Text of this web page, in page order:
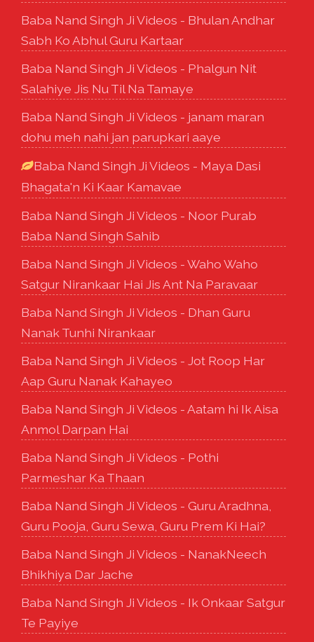
Baba Nand Singh Ji Videos - Bhulan Andhar
Sabh Ko Abhul Guru Kartaar
Baba Nand Singh Ji Videos - Phalgun Nit
Salahiye Jis Nu Til Na Tamaye
Baba Nand Singh Ji Videos - janam maran
dohu meh nahi jan parupkari aaye
Baba Nand Singh Ji Videos - Maya Dasi
Bhagata'n Ki Kaar Kamavae
Baba Nand Singh Ji Videos - Noor Purab
Baba Nand Singh Sahib
Baba Nand Singh Ji Videos - Waho Waho
Satgur Nirankaar Hai Jis Ant Na Paravaar
Baba Nand Singh Ji Videos - Dhan Guru
Nanak Tunhi Nirankaar
Baba Nand Singh Ji Videos - Jot Roop Har
Aap Guru Nanak Kahayeo
Baba Nand Singh Ji Videos - Aatam hi Ik Aisa
Anmol Darpan Hai
Baba Nand Singh Ji Videos - Pothi
Parmeshar Ka Thaan
Baba Nand Singh Ji Videos - Guru Aradhna,
Guru Pooja, Guru Sewa, Guru Prem Ki Hai?
Baba Nand Singh Ji Videos - NanakNeech
Bhikhiya Dar Jache
Baba Nand Singh Ji Videos - Ik Onkaar Satgur
Te Payiye